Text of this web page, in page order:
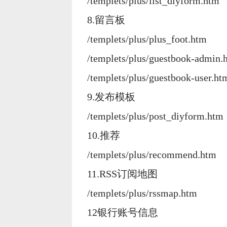
8.留言板
/templets/plus/plus_foot.htm
/templets/plus/guestbook-
/templets/plus/guestbook-
9.发布模板
/templets/plus/post_diyform.htm
10.推荐
/templets/plus/recommend.htm
11.RSS订阅地图
/templets/plus/rssmap.htm
12银行账号信息